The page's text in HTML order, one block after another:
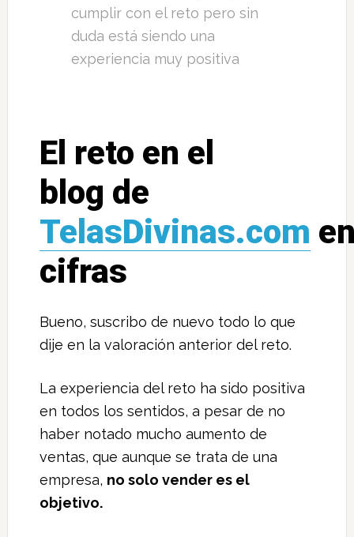
cumplir con el reto pero sin
duda está siendo una
experiencia muy positiva
El reto en el
blog de
TelasDivinas.com
cifras
Bueno, suscribo de nuevo todo lo que
dije en la valoración anterior del reto.
La experiencia del reto ha sido positiva
en todos los sentidos, a pesar de no
haber notado mucho aumento de
ventas, que aunque se trata de una
empresa, no solo vender es el
objetivo.